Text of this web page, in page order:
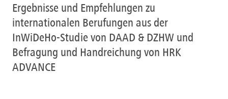
Ergebnisse und Empfehlungen zu
internationalen Berufungen aus der
InWiDeHo-Studie von DAAD & DZHW und
Befragung und Handreichung von HRK
ADVANCE